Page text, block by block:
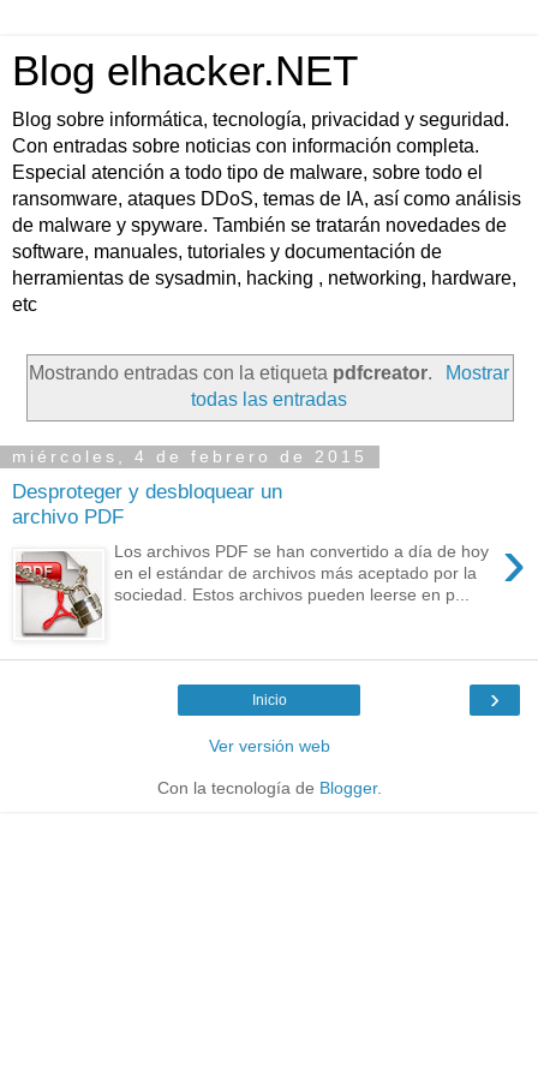
Blog elhacker.NET
Blog sobre informática, tecnología, privacidad y seguridad.
Con entradas sobre noticias con información completa.
Especial atención a todo tipo de malware, sobre todo el
ransomware, ataques DDoS, temas de IA, así como análisis
de malware y spyware. También se tratarán novedades de
software, manuales, tutoriales y documentación de
herramientas de sysadmin, hacking , networking, hardware,
etc
Mostrando entradas con la etiqueta pdfcreator.
Mostrar
todas las entradas
miércoles, 4 de febrero de 2015
Desproteger y desbloquear un
archivo PDF
›
Los archivos PDF se han convertido a día de hoy
en el estándar de archivos más aceptado por la
sociedad. Estos archivos pueden leerse en p...
›
Inicio
Ver versión web
Con la tecnología de Blogger.